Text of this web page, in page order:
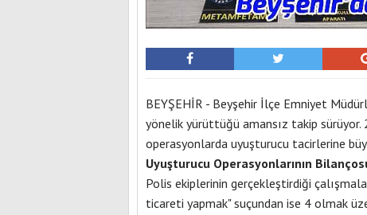
BEYŞEHİR - Beyşehir İlçe Emniyet
yönelik yürüttüğü amansız takip sürüyor.
operasyonlarda uyuşturucu tacirlerine
Uyuşturucu Operasyonlarının
Polis ekiplerinin gerçekleştirdiği
ticareti yapmak" suçundan ise 4 olmak